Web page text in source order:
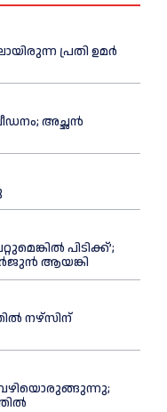
പ്രതി ഉമര്‍
അച്ഛന്‍
പിടിക്ക്’;
ആയങ്കി
നഴ്‌സിന്